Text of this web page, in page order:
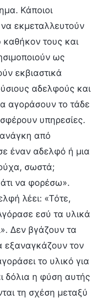
Κάποιοι
εκμεταλλευτούν
καθήκον τους και
ως
εκβιαστικά
αδελφούς και
αγοράσουν το τάδε
υπηρεσίες.
από
έναν αδελφό ή μια
σωστά;
να φορέσω».
λέει: «Τότε,
εσύ τα υλικά
Δεν βγάζουν τα
εξαναγκάζουν τον
το υλικό για
δόλια η φύση αυτής
τη σχέση μεταξύ